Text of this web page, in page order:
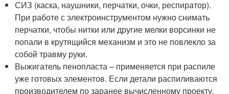
СИЗ (каска, наушники, перчатки, очки, респиратор).
При работе с электроинструментом нужно снимать
перчатки, чтобы нитки или другие мелки ворсинки не
попали в крутящийся механизм и это не повлекло за
собой травму руки.
Выжигатель пенопласта – применяется при распиле
уже готовых элементов. Если детали распиливаются
производителем по заранее вычисленному проекту,